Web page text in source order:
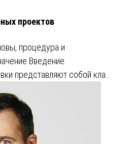
проектов
процедура и
Введение
представляют собой кла…